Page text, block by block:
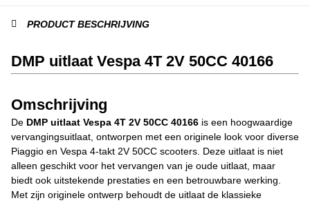
PRODUCT BESCHRIJVING
DMP uitlaat Vespa 4T 2V 50CC 40166
Omschrijving
De DMP uitlaat Vespa 4T 2V 50CC 40166 is een hoogwaardige
vervangingsuitlaat, ontworpen met een originele look voor diverse
Piaggio en Vespa 4-takt 2V 50CC scooters. Deze uitlaat is niet
alleen geschikt voor het vervangen van je oude uitlaat, maar
biedt ook uitstekende prestaties en een betrouwbare werking.
Met zijn originele ontwerp behoudt de uitlaat de klassieke